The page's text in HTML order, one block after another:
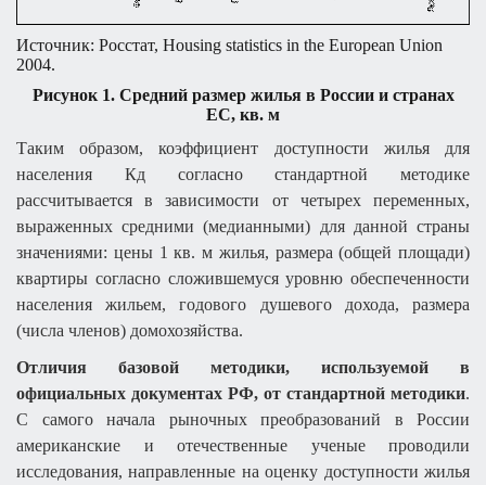
Источник: Росстат, Housing statistics in the European Union
2004.
Рисунок 1. Средний размер жилья в России и странах
ЕС, кв. м
Таким образом, коэффициент доступности жилья для
населения Кд согласно стандартной методике
рассчитывается в зависимости от четырех переменных,
выраженных средними (медианными) для данной страны
значениями: цены 1 кв. м жилья, размера (общей площади)
квартиры согласно сложившемуся уровню обеспеченности
населения жильем, годового душевого дохода, размера
(числа членов) домохозяйства.
Отличия базовой методики, используемой в
официальных документах РФ, от стандартной методики.
С самого начала рыночных преобразований в России
американские и отечественные ученые проводили
исследования, направленные на оценку доступности жилья